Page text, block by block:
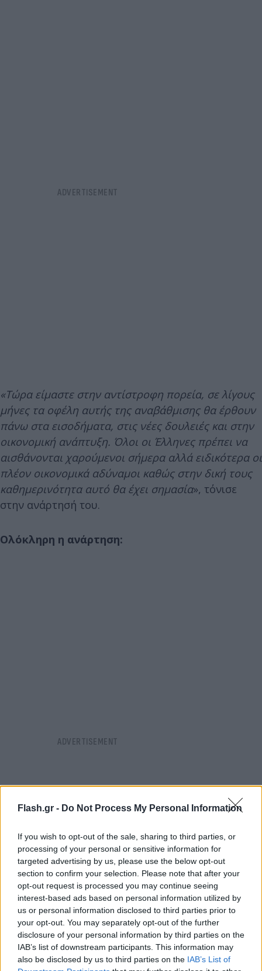
Flash.gr - Do Not Process My Personal Information
If you wish to opt-out of the sale, sharing to third parties, or
processing of your personal or sensitive information for
targeted advertising by us, please use the below opt-out
section to confirm your selection. Please note that after your
opt-out request is processed you may continue seeing
interest-based ads based on personal information utilized by
us or personal information disclosed to third parties prior to
your opt-out. You may separately opt-out of the further
disclosure of your personal information by third parties on the
IAB’s list of downstream participants. This information may
also be disclosed by us to third parties on the IAB’s List of
«Τώρα είμαστε στην αντίστροφη πορεία, σε λίγους
μήνες τα οφέλη αυτής της αναβάθμισης θα έρθουν
πάνω στα εισοδήματα, στις νέες δουλειές και στην
οικονομική ανάπτυξη. Όλοι οι Έλληνες πρέπει να
αισθάνονται χαρούμενοι σήμερα αλλά ειδικότερα οι
πλέον οικονομικά αδύναμοι καθώς στην δική τους
καθημερινότητα αυτό θα έχει σημασία», τόνισε
στην ανάρτησή του.
Ολόκληρη η ανάρτηση:
Δυστυχώς από τα σχόλια που διαβάζω για την
κατάκτηση της Επενδυτικής Βαθμίδος για άλλη μία